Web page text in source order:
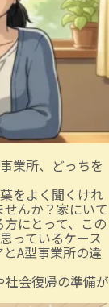
業所、どっちを
をよく聞くけれ
んか？家にいて
にとって、この
っているケース
A型事業所の違
会復帰の準備が